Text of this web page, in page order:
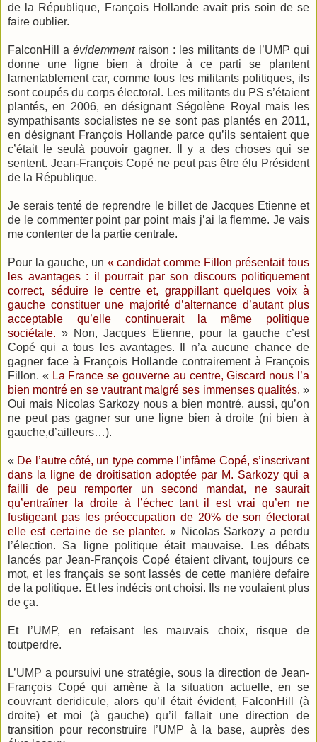
de la République, François Hollande avait pris soin de se
faire oublier.
FalconHill a évidemmentraison : les militants de l’UMP qui
donne une ligne bien à droite à ce parti se plantent
lamentablement car, comme tous les militants politiques, ils
sont coupés du corps électoral. Les militants du PS s’étaient
plantés, en 2006, en désignant Ségolène Royal mais les
sympathisants socialistes ne se sont pas plantés en 2011,
en désignant François Hollande parce qu’ils sentaient que
c’était le seulà pouvoir gagner. Il y a des choses qui se
sentent. Jean-François Copé ne peut pas être élu Président
de la République.
Je serais tenté de reprendre le billet de Jacques Etienne et
de le commenter point par point mais j’ai la flemme. Je vais
me contenter de la partie centrale.
Pour la gauche, un « candidat comme Fillon présentait tous
les avantages : il pourrait par son discours politiquement
correct, séduire le centre et, grappillant quelques voix à
gauche constituer une majorité d’alternance d’autant plus
acceptable qu’elle continuerait la même politique
sociétale. » Non, Jacques Etienne, pour la gauche c’est
Copé qui a tous les avantages. Il n’a aucune chance de
gagner face à François Hollande contrairement à François
Fillon. « La France se gouverne au centre, Giscard nous l’a
bien montré en se vautrant malgré ses immenses qualités. »
Oui mais Nicolas Sarkozy nous a bien montré, aussi, qu’on
ne peut pas gagner sur une ligne bien à droite (ni bien à
gauche,d’ailleurs…).
« De l’autre côté, un type comme l’infâme Copé, s’inscrivant
dans la ligne de droitisation adoptée par M. Sarkozy qui a
failli de peu remporter un second mandat, ne saurait
qu’entraîner la droite à l’échec tant il est vrai qu’en ne
fustigeant pas les préoccupation de 20% de son électorat
elle est certaine de se planter. » Nicolas Sarkozy a perdu
l’élection. Sa ligne politique était mauvaise. Les débats
lancés par Jean-François Copé étaient clivant, toujours ce
mot, et les français se sont lassés de cette manière defaire
de la politique. Et les indécis ont choisi. Ils ne voulaient plus
de ça.
Et l’UMP, en refaisant les mauvais choix, risque de
toutperdre.
L’UMP a poursuivi une stratégie, sous la direction de Jean-
François Copé qui amène à la situation actuelle, en se
couvrant deridicule, alors qu’il était évident, FalconHill (à
droite) et moi (à gauche) qu’il fallait une direction de
transition pour reconstruire l’UMP à la base, auprès des